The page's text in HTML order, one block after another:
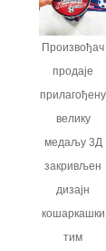
Произвођач
продаје
прилагођену
велику
медаљу 3Д
закривљен
дизајн
кошаркашки
тим